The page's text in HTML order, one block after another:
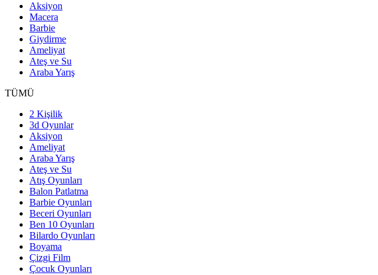
Aksiyon
Macera
Barbie
Giydirme
Ameliyat
Ateş ve Su
Araba Yarış
TÜMÜ
2 Kişilik
3d Oyunlar
Aksiyon
Ameliyat
Araba Yarış
Ateş ve Su
Atış Oyunları
Balon Patlatma
Barbie Oyunları
Beceri Oyunları
Ben 10 Oyunları
Bilardo Oyunları
Boyama
Çizgi Film
Çocuk Oyunları